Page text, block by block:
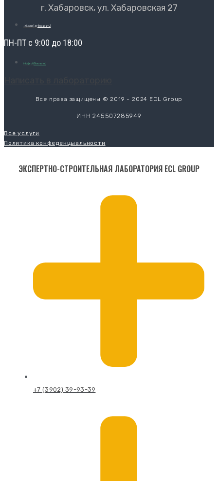
г. Хабаровск, ул. Хабаровская 27
+7 (3902) 39 [Показать]
ПН-ПТ с 9:00 до 18:00
info@ecl- [Показать]
Все права защищены © 2019 - 2024 ECL Group
ИНН 245507285949
Все услуги
Политика конфеденцыальности
ЭКСПЕРТНО-СТРОИТЕЛЬНАЯ ЛАБОРАТОРИЯ ECL GROUP
+7 (3902) 39-93-39